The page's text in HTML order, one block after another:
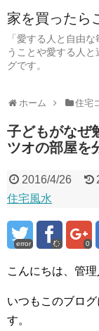
家を買ったら
「愛する人と自由
うことや愛する人
グです。
ホーム 住宅
子どもがなぜ
ツオの部屋を
2016/4/26
住宅風水
error 0
こんにちは、管
いつもこのブロ
す。